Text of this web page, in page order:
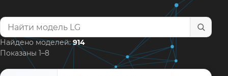
Найти модель телевизора
Найдено моделей:914
Показаны 1–8